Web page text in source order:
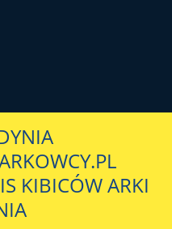
KIBICÓW ARKI